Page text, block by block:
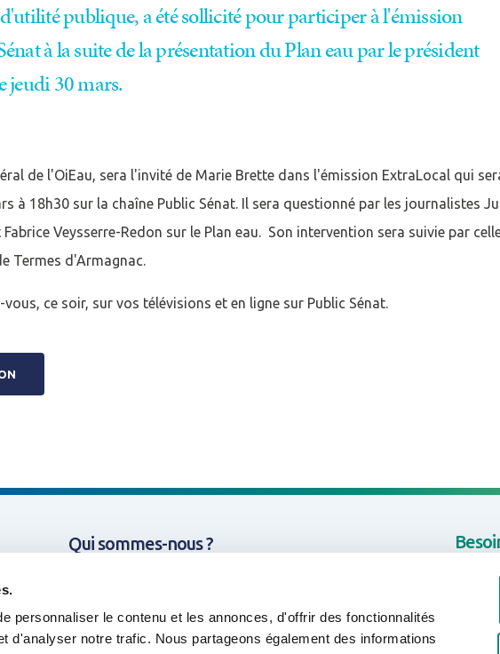
personnaliser le contenu et les annonces, d'offrir des fonctionnalités
d'analyser notre trafic. Nous partageons également des informations
publique, a été sollicité pour participer à l'émission
à la suite de la présentation du Plan eau par le président
jeudi 30 mars.
de l'OiEau, sera l'invité de Marie Brette dans l'émission ExtraLocal qui
à 18h30 sur la chaîne Public Sénat. Il sera questionné par les journalistes
Veysserre-Redon sur le Plan eau. Son intervention sera suivie par
Termes d'Armagnac.
ce soir, sur vos télévisions et en ligne sur Public Sénat.
Qui sommes-nous ?
Nos projets
Afficher / cacher le mot de passe
Mot de passe oublié ?
Je n'ai pas de compte